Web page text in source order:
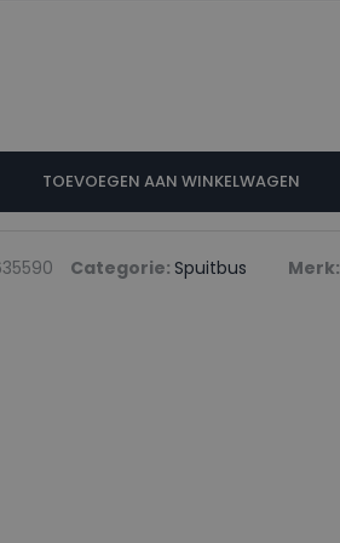
TOEVOEGEN AAN WINKELWAGEN
Categorie: Spuitbus Merk: